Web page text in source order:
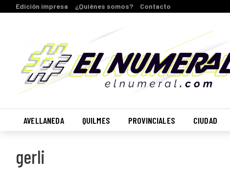
Edición impresa ¿Quiénes somos? Contacto
AVELLANEDA QUILMES PROVINCIALES CIUDAD
gerli